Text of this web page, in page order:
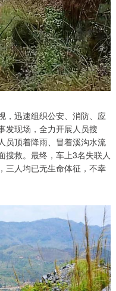
，迅速组织公安、消防、应
发现场，全力开展人员搜
员顶着降雨、冒着溪沟水流
搜救。最终，车上3名失联人
三人均已无生命体征，不幸